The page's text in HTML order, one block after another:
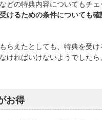
どの特典内容についてもチェ
けるための条件についても確
らえたとしても、特典を受け
ければいけないようでしたら
お得